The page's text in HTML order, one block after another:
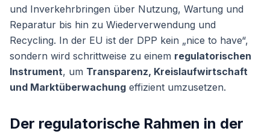
und Inverkehrbringen über Nutzung, Wartung und
Reparatur bis hin zu Wiederverwendung und
Recycling. In der EU ist der DPP kein „nice to have“,
sondern wird schrittweise zu einem regulatorischen
Instrument, um Transparenz, Kreislaufwirtschaft
und Marktüberwachung effizient umzusetzen.
Der regulatorische Rahmen in der